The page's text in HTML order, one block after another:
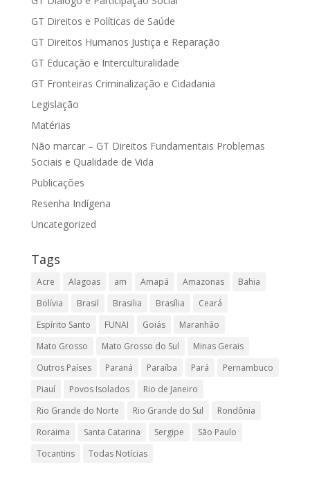
GT Direitos e Políticas de Saúde
GT Direitos Humanos Justiça e Reparação
GT Educação e Interculturalidade
GT Fronteiras Criminalização e Cidadania
Legislação
Matérias
Não marcar – GT Direitos Fundamentais Problemas
Sociais e Qualidade de Vida
Publicações
Resenha Indígena
Uncategorized
Tags
Acre Alagoas am Amapá Amazonas
Bahia
Bolívia
Brasil Brasilia Brasília
Ceará
Espírito Santo
FUNAI Goiás
Maranhão
Mato Grosso
Mato Grosso do Sul
Minas Gerais
Outros Países
Paraná Paraíba Pará
Pernambuco
Piauí
Povos Isolados
Rio de Janeiro
Rio Grande do Norte
Rio Grande do Sul
Rondônia
Roraima
Santa Catarina Sergipe
São Paulo
Tocantins
Todas Notícias